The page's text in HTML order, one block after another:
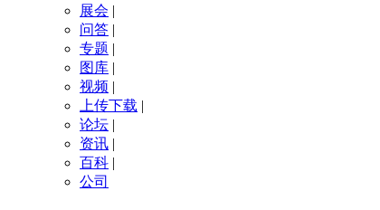
展会 |
问答 |
专题 |
图库 |
视频 |
上传下载 |
论坛 |
资讯 |
百科 |
公司